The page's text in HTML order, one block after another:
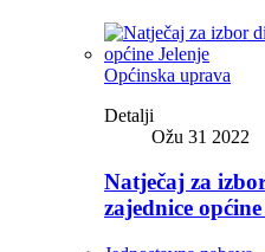
Općinska uprava
Detalji
Ožu 31 2022
Natječaj za
zajednice